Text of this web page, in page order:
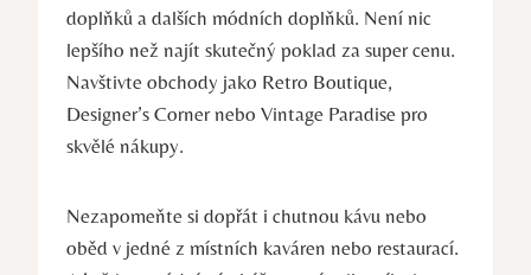
doplňků a dalších módních doplňků. Není nic
lepšího než najít skutečný poklad za super cenu.
Navštivte obchody jako Retro Boutique,
Designer’s Corner nebo Vintage Paradise pro
skvělé nákupy.
Nezapomeňte si dopřát i chutnou kávu nebo
oběd v jedné z místních kaváren nebo restaurací.